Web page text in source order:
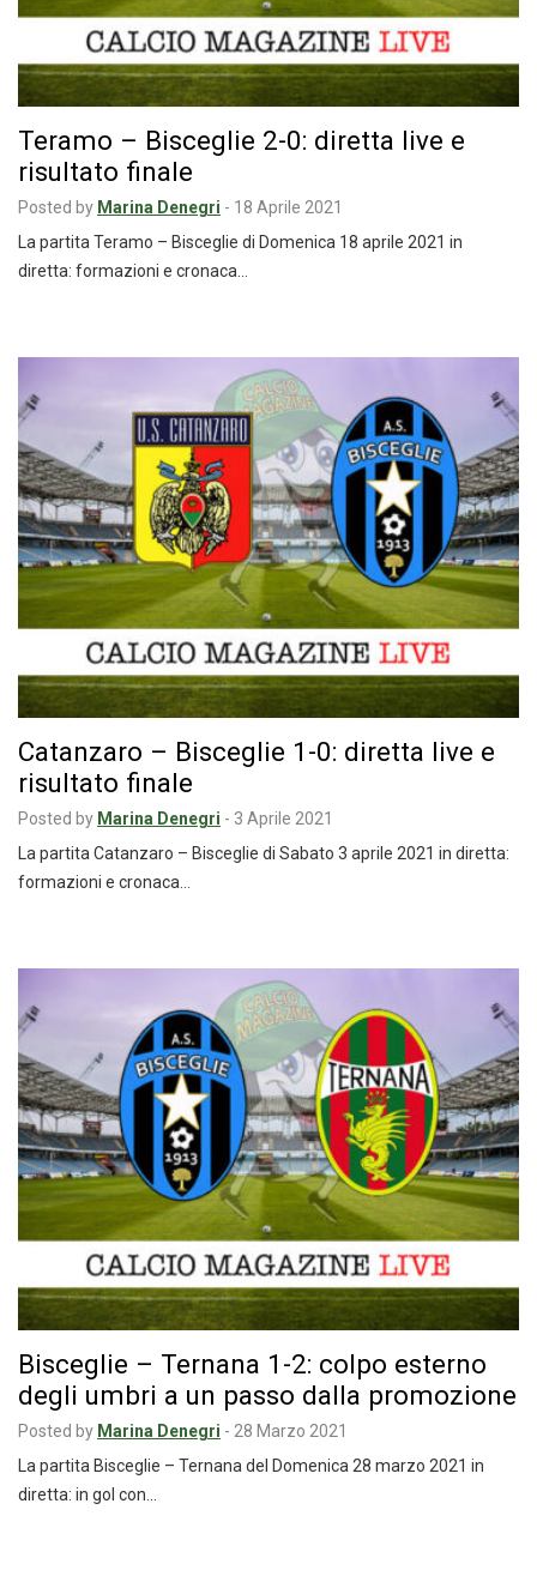
Teramo – Bisceglie 2-0: diretta live e
risultato finale
Posted by Marina Denegri - 18 Aprile 2021
La partita Teramo – Bisceglie di Domenica 18 aprile 2021 in
diretta: formazioni e cronaca…
Catanzaro – Bisceglie 1-0: diretta live e
risultato finale
Posted by Marina Denegri - 3 Aprile 2021
La partita Catanzaro – Bisceglie di Sabato 3 aprile 2021 in diretta:
formazioni e cronaca…
Bisceglie – Ternana 1-2: colpo esterno
degli umbri a un passo dalla promozione
Posted by Marina Denegri - 28 Marzo 2021
La partita Bisceglie – Ternana del Domenica 28 marzo 2021 in
diretta: in gol con…